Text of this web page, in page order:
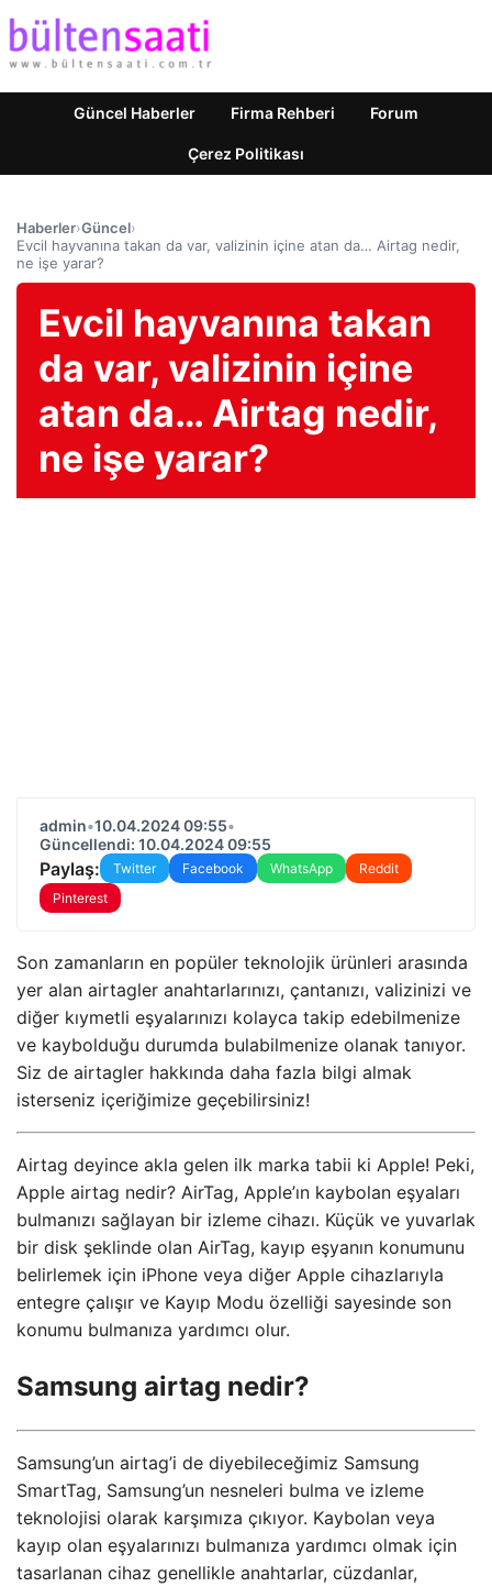
Güncel Haberler Firma Rehberi Forum
Çerez Politikası
Haberler›Güncel›
Evcil hayvanına takan da var, valizinin içine atan da… Airtag nedir,
ne işe yarar?
Evcil hayvanına takan
da var, valizinin içine
atan da… Airtag nedir,
ne işe yarar?
admin•10.04.2024 09:55•
Güncellendi: 10.04.2024 09:55
Paylaş: Twitter Facebook WhatsApp
Reddit
Pinterest
Son zamanların en popüler teknolojik ürünleri arasında
yer alan airtagler anahtarlarınızı, çantanızı, valizinizi ve
diğer kıymetli eşyalarınızı kolayca takip edebilmenize
ve kaybolduğu durumda bulabilmenize olanak tanıyor.
Siz de airtagler hakkında daha fazla bilgi almak
isterseniz içeriğimize geçebilirsiniz!
Airtag deyince akla gelen ilk marka tabii ki Apple! Peki,
Apple airtag nedir? AirTag, Apple’ın kaybolan eşyaları
bulmanızı sağlayan bir izleme cihazı. Küçük ve yuvarlak
bir disk şeklinde olan AirTag, kayıp eşyanın konumunu
belirlemek için iPhone veya diğer Apple cihazlarıyla
entegre çalışır ve Kayıp Modu özelliği sayesinde son
konumu bulmanıza yardımcı olur.
Samsung airtag nedir?
Samsung’un airtag’i de diyebileceğimiz Samsung
SmartTag, Samsung’un nesneleri bulma ve izleme
teknolojisi olarak karşımıza çıkıyor. Kaybolan veya
kayıp olan eşyalarınızı bulmanıza yardımcı olmak için
tasarlanan cihaz genellikle anahtarlar, cüzdanlar,